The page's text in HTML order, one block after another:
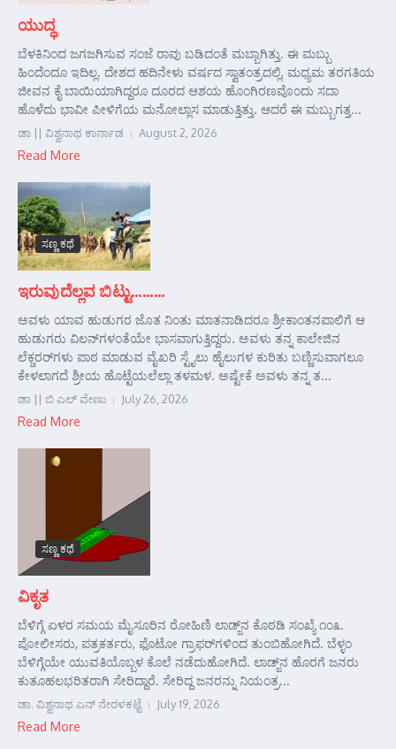
ಯುದ್ಧ
ಬೆಳಕಿನಿಂದ ಜಗಜಗಿಸುವ ಸಂಜೆ ರಾವು ಬಡಿದಂತೆ ಮಬ್ಬಾಗಿತ್ತು. ಈ ಮಬ್ಬು
ಹಿಂದೆಂದೂ ಇದಿಲ್ಲ. ದೇಶದ ಹದಿನೇಳು ವರ್ಷದ ಸ್ವಾತಂತ್ರದಲ್ಲಿ, ಮಧ್ಯಮ ತರಗತಿಯ
ಜೀವನ ಕೈ ಬಾಯಿಯಾಗಿದ್ದರೂ ದೂರದ ಆಶಯ ಹೊಂಗಿರಣವೊಂದು ಸದಾ
ಹೊಳೆದು ಭಾವೀ ಪೀಳಿಗೆಯ ಮನೋಲ್ಲಾಸ ಮಾಡುತ್ತಿತ್ತು. ಆದರೆ ಈ ಮಬ್ಬುಗತ್ತ...
ಡಾ || ವಿಶ್ವನಾಥ ಕಾರ್ನಾಡ August 2, 2026
Read More
ಸಣ್ಣ ಕಥೆ
ಇರುವುದೆಲ್ಲವ ಬಿಟ್ಟು………
ಅವಳು ಯಾವ ಹುಡುಗರ ಜೊತ ನಿಂತು ಮಾತನಾಡಿದರೂ ಶ್ರೀಕಾಂತನಪಾಲಿಗೆ ಆ
ಹುಡುಗರು ವಿಲನ್‌ಗಳಂತೆಯೇ ಭಾಸವಾಗುತ್ತಿದ್ದರು. ಅವಳು ತನ್ನ ಕಾಲೇಜಿನ
ಲೆಕ್ಚರರ್‌ಗಳು ಪಾಠ ಮಾಡುವ ವೈಖರಿ ಸ್ಟೈಲು ಹೈಲುಗಳ ಕುರಿತು ಬಣ್ಣಿಸುವಾಗಲೂ
ಕೇಳಲಾಗದೆ ಶ್ರೀಯ ಹೊಟ್ಟೆಯಲೆಲ್ಲಾ ತಳಮಳ. ಅಷ್ಟೇಕೆ ಅವಳು ತನ್ನ ತ...
ಡಾ || ಬಿ ಎಲ್ ವೇಣು July 26, 2026
Read More
ಸಣ್ಣ ಕಥೆ
ವಿಕೃತ
ಬೆಳಿಗ್ಗೆ ಏಳರ ಸಮಯ ಮೈಸೂರಿನ ರೋಹಿಣಿ ಲಾಡ್ಜ್‌ನ ಕೊಠಡಿ ಸಂಖ್ಯೆ ೧೦೩.
ಪೋಲೀಸರು, ಪತ್ರಕರ್ತರು, ಫೊಟೋ ಗ್ರಾಫರ್‌ಗಳಿಂದ ತುಂಬಿಹೋಗಿದೆ. ಬೆಳ್ಳಂ
ಬೆಳಿಗ್ಗೆಯೇ ಯುವತಿಯೊಬ್ಬಳ ಕೊಲೆ ನಡೆದುಹೋಗಿದೆ. ಲಾಡ್ಜ್‌ನ ಹೊರಗೆ ಜನರು
ಕುತೂಹಲಭರಿತರಾಗಿ ಸೇರಿದ್ದಾರೆ. ಸೇರಿದ್ದ ಜನರನ್ನು ನಿಯಂತ್ರ...
ಡಾ. ವಿಶ್ವನಾಥ ಎನ್ ನೇರಳಕಟ್ಟೆ July 19, 2026
Read More